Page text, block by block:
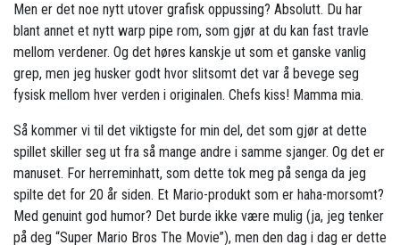
Men er det noe nytt utover grafisk oppussing? Absolutt. Du har
blant annet et nytt warp pipe rom, som gjør at du kan fast travle
mellom verdener. Og det høres kanskje ut som et ganske vanlig
grep, men jeg husker godt hvor slitsomt det var å bevege seg
fysisk mellom hver verden i originalen. Chefs kiss! Mamma mia.
Så kommer vi til det viktigste for min del, det som gjør at dette
spillet skiller seg ut fra så mange andre i samme sjanger. Og det er
manuset. For herreminhatt, som dette tok meg på senga da jeg
spilte det for 20 år siden. Et Mario-produkt som er haha-morsomt?
Med genuint god humor? Det burde ikke være mulig (ja, jeg tenker
på deg “Super Mario Bros The Movie”), men den dag i dag er dette